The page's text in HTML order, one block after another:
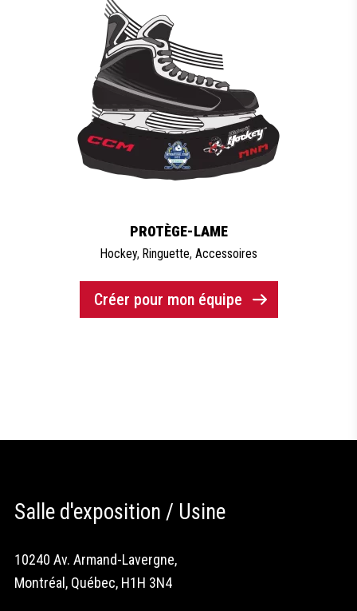
PROTÈGE-LAME
Hockey, Ringuette, Accessoires
Créer pour mon équipe
Salle d'exposition / Usine
10240 Av. Armand-Lavergne,
Montréal, Québec, H1H 3N4